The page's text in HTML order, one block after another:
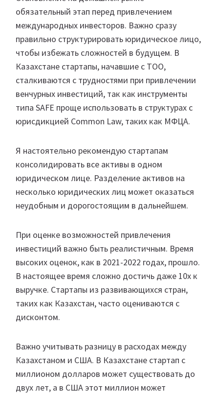
обязательный этап перед привлечением
международных инвесторов. Важно сразу
правильно структурировать юридическое лицо,
чтобы избежать сложностей в будущем. В
Казахстане стартапы, начавшие с ТОО,
сталкиваются с трудностями при привлечении
венчурных инвестиций, так как инструменты
типа SAFE проще использовать в структурах с
юрисдикцией Common Law, таких как МФЦА.
Я настоятельно рекомендую стартапам
консолидировать все активы в одном
юридическом лице. Разделение активов на
несколько юридических лиц может оказаться
неудобным и дорогостоящим в дальнейшем.
При оценке возможностей привлечения
инвестиций важно быть реалистичным. Время
высоких оценок, как в 2021-2022 годах, прошло.
В настоящее время сложно достичь даже 10x к
выручке. Стартапы из развивающихся стран,
таких как Казахстан, часто оцениваются с
дисконтом.
Важно учитывать разницу в расходах между
Казахстаном и США. В Казахстане стартап с
миллионом долларов может существовать до
двух лет, а в США этот миллион может